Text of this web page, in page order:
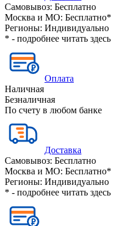
Самовывоз: Бесплатно
Москва и МО: Бесплатно*
Регионы: Индивидуально
* - подробнее читать здесь
Оплата
Наличная
Безналичная
По счету в любом банке
Доставка
Самовывоз: Бесплатно
Москва и МО: Бесплатно*
Регионы: Индивидуально
* - подробнее читать здесь